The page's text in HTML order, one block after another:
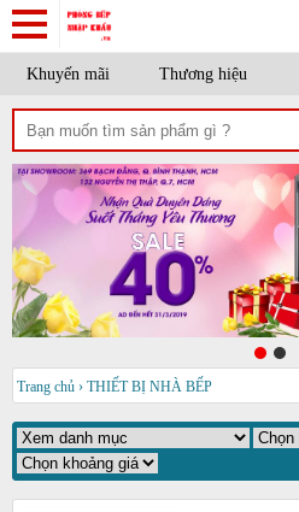
Khuyến mãi Thương hiệu
Trang chủ › THIẾT BỊ NHÀ BẾP